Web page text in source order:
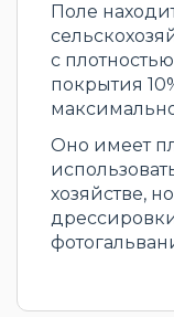
Поле
с
покрытия
Оно имеет
хозяйстве,